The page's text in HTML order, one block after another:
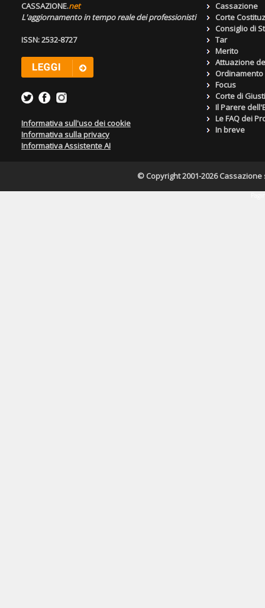
CASSAZIONE.net
L'aggiornamento in tempo reale dei professionisti
ISSN: 2532-8727
Informativa sull'uso dei cookie
Informativa sulla privacy
Informativa Assistente AI
Cassazione
Corte
Consiglio di
Tar
Merito
Attuazione
Focus
Corte di
Il Parere
Le FAQ dei
In breve
© Copyright 2001-2026 Cassazione